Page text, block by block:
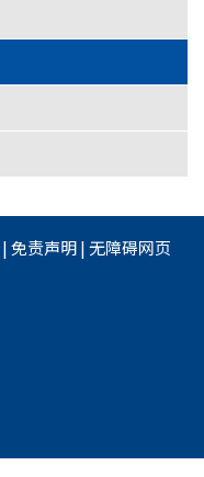
|免责声明|无障碍网页